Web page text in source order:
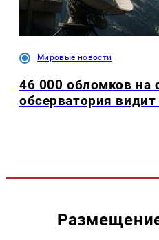
Мировые новости
46 000 обломков на
обсерватория видит